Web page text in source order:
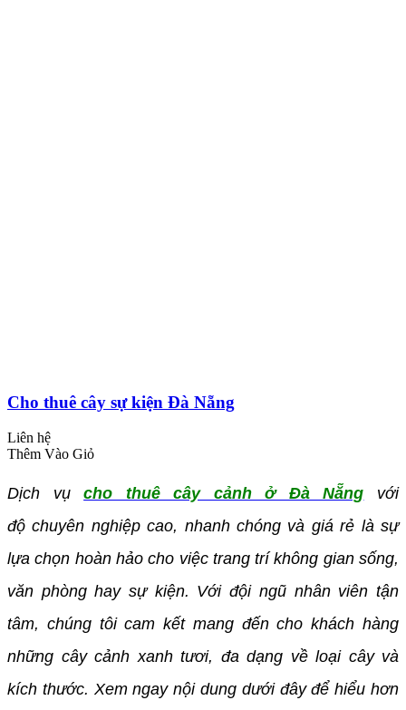
Cho thuê cây sự kiện Đà Nẵng
Liên hệ
Thêm Vào Giỏ
Dịch vụcho thuê cây cảnh ở Đà Nẵng với
độ chuyên nghiệp cao, nhanh chóng và giá rẻ là sự
lựa chọn hoàn hảo cho việc trang trí không gian sống,
văn phòng hay sự kiện. Với đội ngũ nhân viên tận
tâm, chúng tôi cam kết mang đến cho khách hàng
những cây cảnh xanh tươi, đa dạng về loại cây và
kích thước. Xem ngay nội dung dưới đây để hiểu hơn